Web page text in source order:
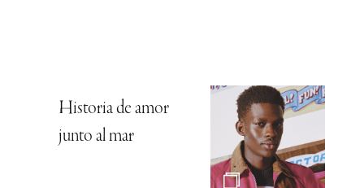
Historia de amor
junto al mar